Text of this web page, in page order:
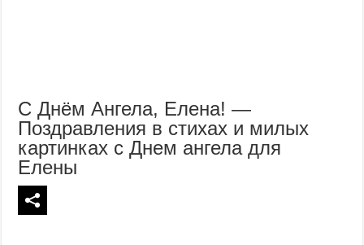
С Днём Ангела, Елена! —
Поздравления в стихах и милых
картинках с Днем ангела для
Елены